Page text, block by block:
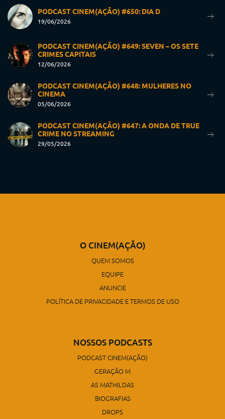
PODCAST CINEM(AÇÃO) #650: DIA D
19/06/2026
PODCAST CINEM(AÇÃO) #649: SEVEN – OS SETE
CRIMES CAPITAIS
12/06/2026
PODCAST CINEM(AÇÃO) #648: MULHERES NO
CINEMA
05/06/2026
PODCAST CINEM(AÇÃO) #647: A ONDA DE TRUE
CRIME NO STREAMING
29/05/2026
O CINEM(AÇÃO)
QUEM SOMOS
EQUIPE
ANUNCIE
POLÍTICA DE PRIVACIDADE E TERMOS DE USO
NOSSOS PODCASTS
PODCAST CINEM(AÇÃO)
GERAÇÃO M
AS MATHILDAS
BIOGRAFIAS
DROPS